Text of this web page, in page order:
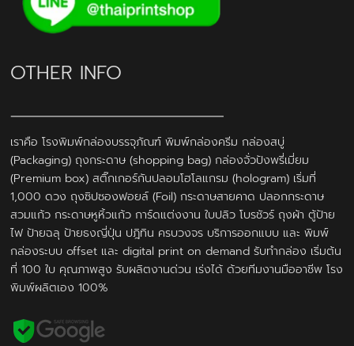
OTHER INFO
เราคือ โรงพิมพ์กล่องบรรจุภัณฑ์ พิมพ์กล่องครีม กล่องสบู่
(Packaging) ถุงกระดาษ (shopping bag) กล่องจั่วปังพรี่เมี่ยม
(Premium box) สติ๊กเกอร์กันปลอมโฮโลแกรม (hologram) เริ่มที่
1,000 ดวง ถุงซิปซองฟอยล์ (Foil) กระดาษสายคาด ปลอกกระดาษ
สวมแก้ว กระดาษหูหิ้วแก้ว การ์ดแต่งงาน ใบปลิว โบรชัวร์ ถุงผ้า ตู้ป้าย
ไฟ ป้ายฉลุ ป้ายธงญี่ปุ่น ปฎิทิน ครบวงจร บริการออกแบบ และ พิมพ์
กล่องระบบ offset และ digital print on demand รับทำกล่อง เริ่มต้น
ที่ 100 ใบ คุณภาพสูง รับผลิตงานด่วน เร่งได้ ด้วยทีมงานมืออาชีพ โรง
พิมพ์ผลิตเอง 100%